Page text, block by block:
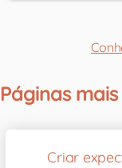
Páginas
Criar